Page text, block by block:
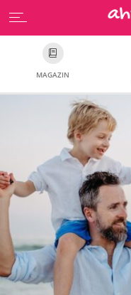
MAGAZIN